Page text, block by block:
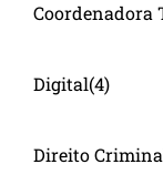
Coordenadora
Digital(4)
Direito